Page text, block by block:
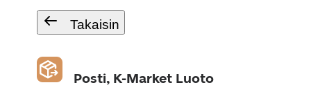
Takaisin
Posti, K-Market Luoto